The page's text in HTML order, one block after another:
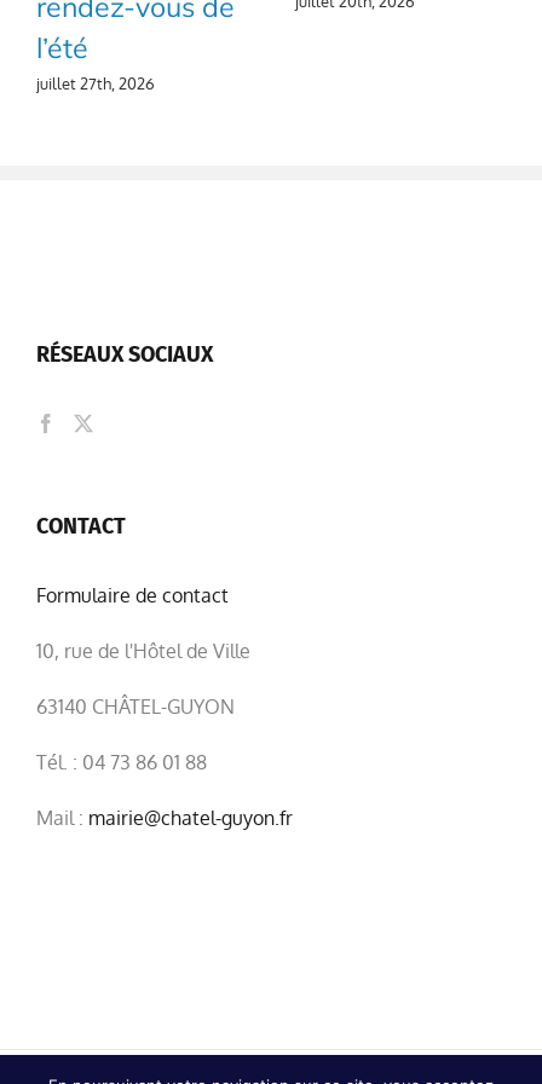
CONTACT
10, rue de l'Hôtel de Ville
63140 CHÂTEL-GUYON
Tél. : 04 73 86 01 88
Mail : mairie@chatel-guyon.fr